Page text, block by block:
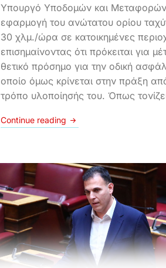
Υπουργό Υποδομών και Μεταφορών
εφαρμογή του ανώτατου ορίου
30 χλμ./ώρα σε κατοικημένες
επισημαίνοντας ότι πρόκειται για
θετικό πρόσημο για την οδική
οποίο όμως κρίνεται στην πράξη
τρόπο υλοποίησής του. Όπως
Continue reading